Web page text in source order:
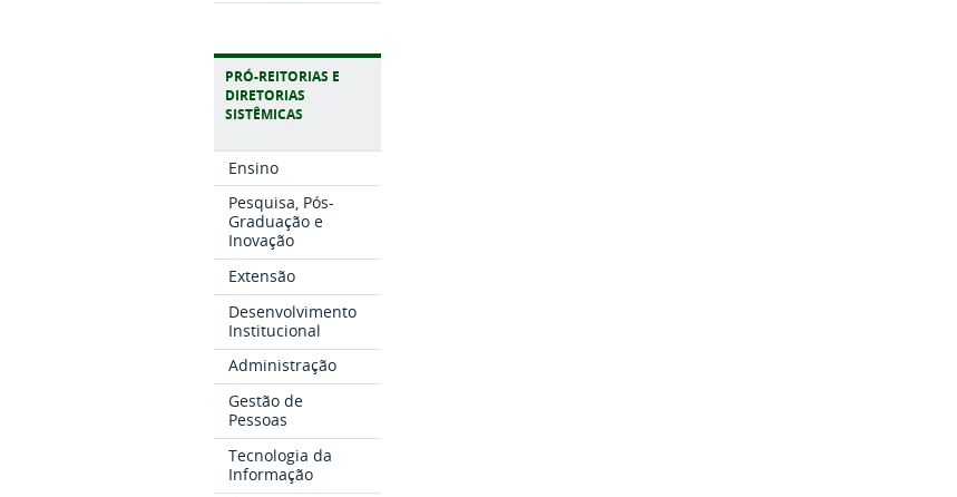
PRÓ-REITORIAS E
DIRETORIAS
SISTÊMICAS
Ensino
Pesquisa, Pós-
Graduação e
Inovação
Extensão
Desenvolvimento
Institucional
Administração
Gestão de
Pessoas
Tecnologia da
Informação